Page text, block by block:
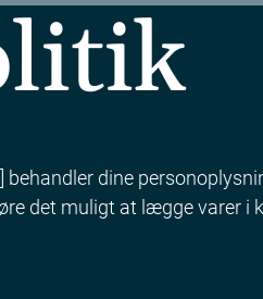
dine
det muligt at lægge varer i